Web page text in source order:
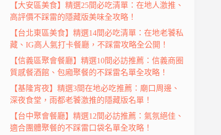
【大安區美食】精選25間必吃清單：在地人激推、
高評價不踩雷的隱藏版美味全攻略！
【台北東區美食】精選14間必吃清單：在地老饕私
藏、IG高人氣打卡餐廳，不踩雷攻略全公開！
【信義區聚會餐廳】精選10間必訪推薦：信義商圈
質感餐酒館、包廂聚餐的不踩雷名單全攻略！
【基隆宵夜】精選3間在地必吃推薦：廟口周邊、
深夜食堂，雨都老饕激推的隱藏版名單！
【台中聚會餐廳】精選12間必訪推薦：氣氛絕佳、
適合團體聚餐的不踩雷口袋名單全攻略！